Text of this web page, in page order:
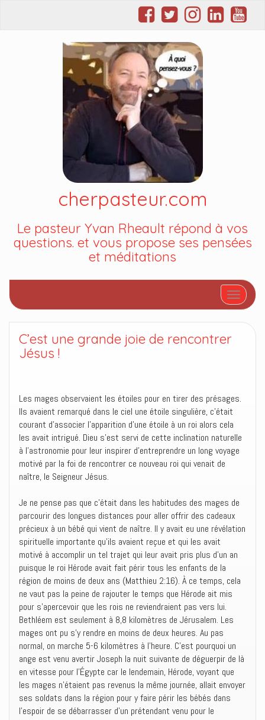
cherpasteur.com
Le pasteur Yvan Rheault répond à vos
questions. et vous propose ses pensées
et méditations
Afficher/
C’est une grande joie de rencontrer
Jésus !
Les mages observaient les étoiles pour en tirer des présages.
Ils avaient remarqué dans le ciel une étoile singulière, c’était
courant d’associer l’apparition d’une étoile à un roi alors cela
les avait intrigué. Dieu s’est servi de cette inclination naturelle
à l’astronomie pour leur inspirer d’entreprendre un long voyage
motivé par la foi de rencontrer ce nouveau roi qui venait de
naître, le Seigneur Jésus.
Je ne pense pas que c’était dans les habitudes des mages de
parcourir des longues distances pour aller offrir des cadeaux
précieux à un bébé qui vient de naître. Il y avait eu une révélation
spirituelle importante qu’ils avaient reçue et qui les avait
motivé à accomplir un tel trajet qui leur avait pris plus d’un an
puisque le roi Hérode avait fait périr tous les enfants de la
région de moins de deux ans (Matthieu 2:16). À ce temps, cela
ne vaut pas la peine de rajouter le temps que Hérode ait mis
pour s’apercevoir que les rois ne reviendraient pas vers lui.
Bethléem est seulement à 8,8 kilomètres de Jérusalem. Les
mages ont pu s’y rendre en moins de deux heures. Au pas
normal, on marche 5-6 kilomètres à l’heure. C’est pourquoi un
ange est venu avertir Joseph la nuit suivante de déguerpir de là
en vitesse pour l’Égypte car le lendemain, Hérode, voyant que
les mages n’étaient pas revenus la même journée, allait envoyer
ses soldats dans la région pour y faire périr les bébés dans
l’espoir de se débarrasser d’un prétendant venu pour le